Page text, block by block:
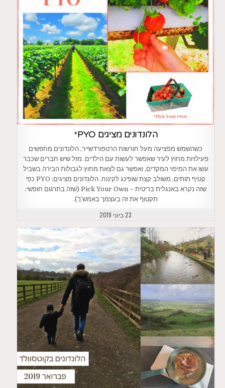
הלונדונים מציגים PYO*
כשהשמש מפציעה מעל חורשות הרטפורדשייר, הלונדונים מחפשים
פעילויות מחוץ לעיר שאפשר לעשות עם הילדים. מזל שיש חברים שכבר
עשו את המיפוי המקדים, ואפשר גם לצאת מחוץ לגבולות הבירה בשביל
קטיף תותים, משולב קצת שופינג לקינוח. הלונדונים מציגים: PYO כפי
שזה נקרא באנגלית בריטית – Pick Your Own (שזה בתרגום חופשי:
תקטוף את זה בעצמך באמש’ך).
23 ביוני 2019